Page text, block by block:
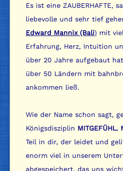
Es ist eine ZAUBERHAFTE,
liebevolle und sehr tief
Edward Mannix (Bali) mit
Erfahrung, Herz, Intuition
über 20 Jahre aufgebaut
über 50 Ländern mit
ankommen ließ.
Wie der Name schon sagt,
Königsdisziplin MITGEFÜHL.
Teil in dir, der leidet und
enorm viel in unserem
abgespeichert, das uns